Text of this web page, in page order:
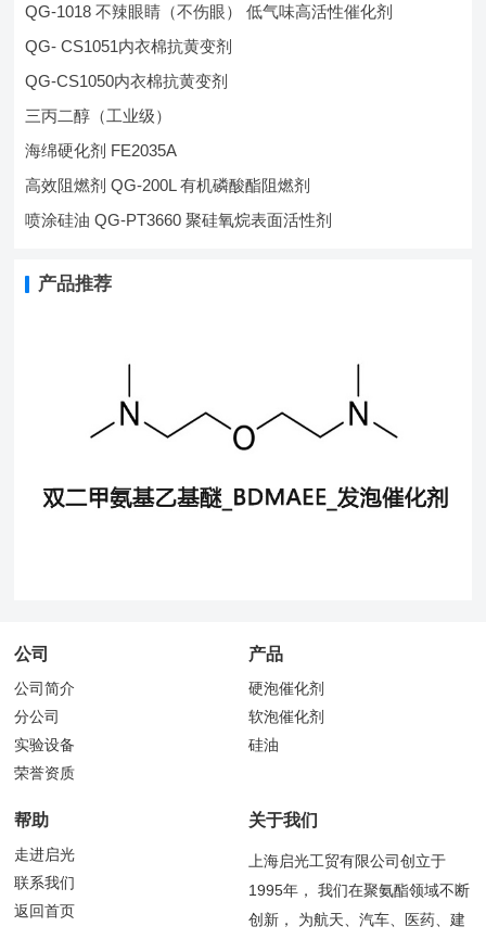
QG-1018 不辣眼睛（不伤眼） 低气味高活性催化剂
QG- CS1051内衣棉抗黄变剂
QG-CS1050内衣棉抗黄变剂
三丙二醇（工业级）
海绵硬化剂 FE2035A
高效阻燃剂 QG-200L 有机磷酸酯阻燃剂
喷涂硅油 QG-PT3660 聚硅氧烷表面活性剂
产品推荐
公司
公司简介
分公司
实验设备
荣誉资质
产品
硬泡催化剂
软泡催化剂
硅油
帮助
走进启光
联系我们
返回首页
关于我们
上海启光工贸有限公司创立于
1995年， 我们在聚氨酯领域不断
创新， 为航天、汽车、医药、建